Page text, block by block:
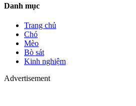
Danh mục
Trang chủ
Chó
Mèo
Bò sát
Kinh nghiệm
Advertisement